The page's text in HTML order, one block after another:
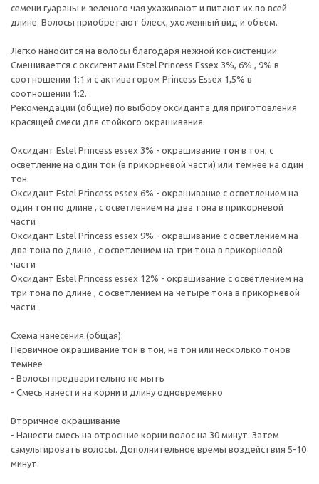
семени гуараны и зеленого чая ухаживают и питают их по всей
длине. Волосы приобретают блеск, ухоженный вид и объем.
Легко наносится на волосы благодаря нежной консистенции.
Смешивается с оксигентами Estel Princess Essex 3%, 6% , 9% в
соотношении 1:1 и с активатором Princess Essex 1,5% в
соотношении 1:2.
Рекомендации (общие) по выбору оксиданта для приготовления
красящей смеси для стойкого окрашивания.
Оксидант Estel Princess essex 3% - окрашивание тон в тон, с
осветление на один тон (в прикорневой части) или темнее на один
тон.
Оксидант Estel Princess essex 6% - окрашивание с осветлением на
один тон по длине , с осветлением на два тона в прикорневой
части
Оксидант Estel Princess essex 9% - окрашивание с осветлением на
два тона по длине , с осветлением на три тона в прикорневой
части
Оксидант Estel Princess essex 12% - окрашивание с осветлением на
три тона по длине , с осветлением на четыре тона в прикорневой
части
Схема нанесения (общая):
Первичное окрашивание тон в тон, на тон или несколько тонов
темнее
- Волосы предварительно не мыть
- Смесь нанести на корни и длину одновременно
Вторичное окрашивание
- Нанести смесь на отросшие корни волос на 30 минут. Затем
сэмульгировать волосы. Дополнительное времы воздействия 5-10
минут.